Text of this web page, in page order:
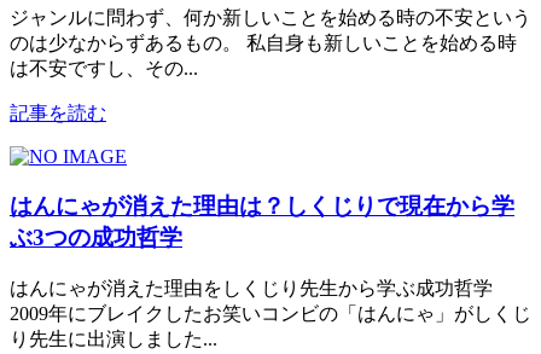
ジャンルに問わず、何か新しいことを始める時の不安という
のは少なからずあるもの。 私自身も新しいことを始める時
は不安ですし、その...
記事を読む
はんにゃが消えた理由は？しくじりで現在から学
ぶ3つの成功哲学
はんにゃが消えた理由をしくじり先生から学ぶ成功哲学
2009年にブレイクしたお笑いコンビの「はんにゃ」がしくじ
り先生に出演しました...